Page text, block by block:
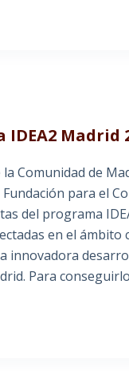
Madrid
Comunidad de
para el
del programa
en el ámbito
innovadora
Para